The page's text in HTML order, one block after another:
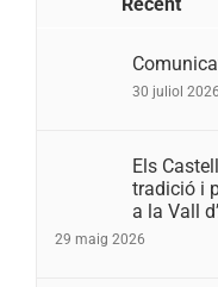
Recent
30 juliol 2026
Els
tradició i
a la Vall
29 maig 2026